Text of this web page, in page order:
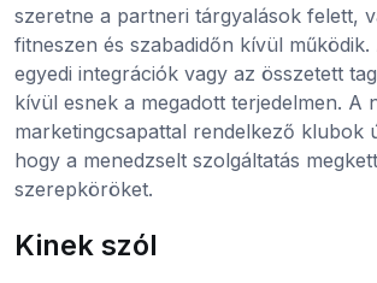
szeretne a partneri tárgyalások felett,
fitneszen és szabadidőn kívül működik.
egyedi integrációk vagy az összetett
kívül esnek a megadott terjedelmen. A
marketingcsapattal rendelkező klubok
hogy a menedzselt szolgáltatás
szerepköröket.
Kinek szól